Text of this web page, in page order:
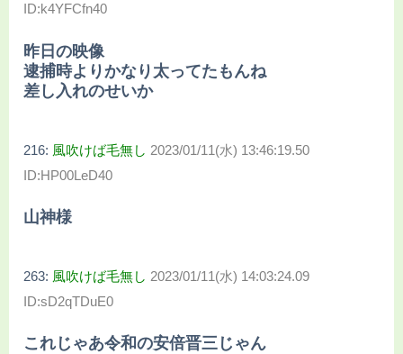
ID:k4YFCfn40
昨日の映像
逮捕時よりかなり太ってたもんね
差し入れのせいか
216: 風吹けば毛無し 2023/01/11(水) 13:46:19.50
ID:HP00LeD40
山神様
263: 風吹けば毛無し 2023/01/11(水) 14:03:24.09
ID:sD2qTDuE0
これじゃあ令和の安倍晋三じゃん